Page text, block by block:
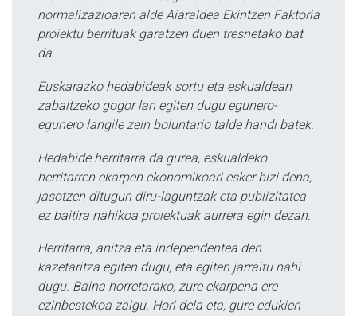
normalizazioaren alde Aiaraldea Ekintzen Faktoria
proiektu berrituak garatzen duen tresnetako bat
da.
Euskarazko hedabideak sortu eta eskualdean
zabaltzeko gogor lan egiten dugu egunero-
egunero langile zein boluntario talde handi batek.
Hedabide herritarra da gurea, eskualdeko
herritarren ekarpen ekonomikoari esker bizi dena,
jasotzen ditugun diru-laguntzak eta publizitatea
ez baitira nahikoa proiektuak aurrera egin dezan.
Herritarra, anitza eta independentea den
kazetaritza egiten dugu, eta egiten jarraitu nahi
dugu. Baina horretarako, zure ekarpena ere
ezinbestekoa zaigu. Hori dela eta, gure edukien